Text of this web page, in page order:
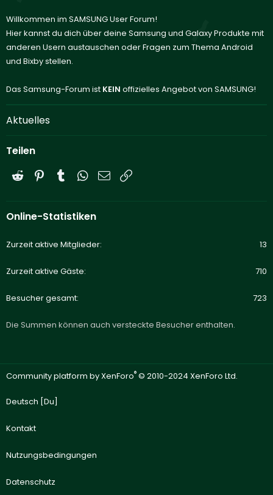
Willkommen im SAMSUNG User Forum!
Hier kannst du dich über deine Samsung und Galaxy Produkte mit
anderen Usern austauschen oder Fragen zum Thema Android
und Bixby stellen.
Das Samsung-Forum ist KEIN offizielles Angebot von SAMSUNG!
Aktuelles
Teilen
Reddit PinterestTumblrWhatsApp
E-Mail
Online-Statistiken
Zurzeit aktive Mitglieder 13
Zurzeit aktive Gäste 710
Besucher gesamt 723
Die Summen können auch versteckte Besucher enthalten.
Community platform by XenForo® © 2010-2024 XenForo Ltd.
Deutsch [Du]
Kontakt
Nutzungsbedingungen
Datenschutz